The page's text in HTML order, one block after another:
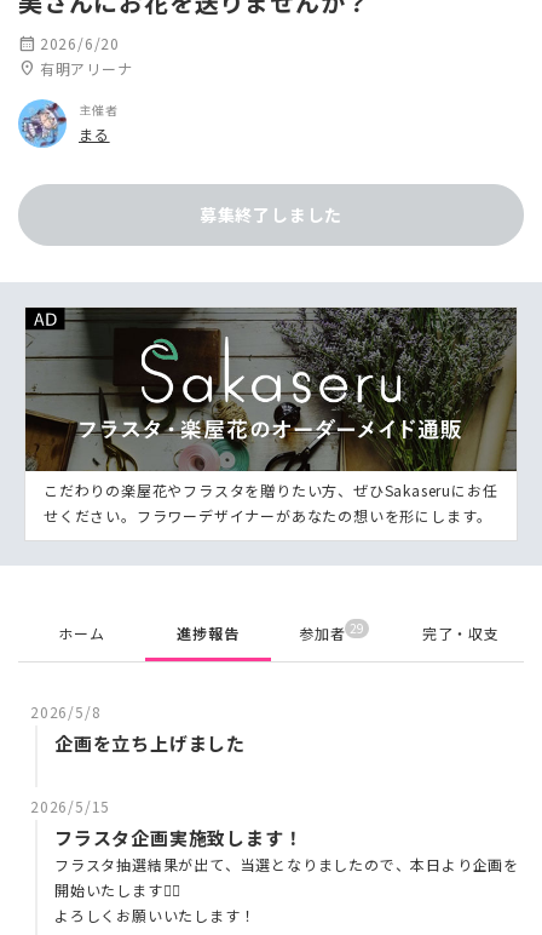
calendar_month 2026/6/20
location_on 有明アリーナ
主催者
まる
募集終了しました
こだわりの楽屋花やフラスタを贈りたい方、ぜひSakaseruにお任
せください。フラワーデザイナーがあなたの想いを形にします。
ホーム 進捗報告 参加者 29 完了・収支
2026/5/8
企画を立ち上げました
2026/5/15
フラスタ企画実施致します！
フラスタ抽選結果が出て、当選となりましたので、本日より企画を
開始いたします🙇‍♂️
よろしくお願いいたします！